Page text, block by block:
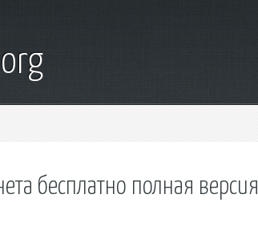
бесплатно полная версия